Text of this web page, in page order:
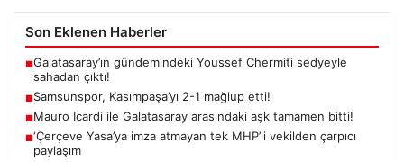
Son Eklenen Haberler
■Galatasaray’ın gündemindeki Youssef Chermiti sedyeyle
sahadan çıktı!
■Samsunspor, Kasımpaşa’yı 2-1 mağlup etti!
■Mauro Icardi ile Galatasaray arasındaki aşk tamamen bitti!
■‘Çerçeve Yasa’ya imza atmayan tek MHP’li vekilden çarpıcı
paylaşım